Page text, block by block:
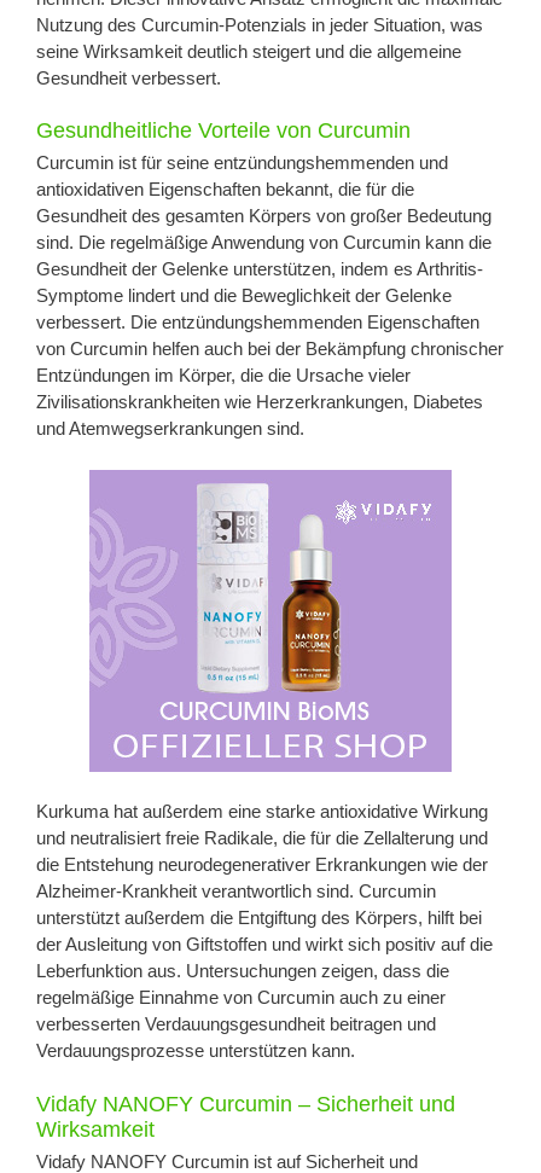
Nutzung des Curcumin-Potenzials in jeder Situation, was
seine Wirksamkeit deutlich steigert und die allgemeine
Gesundheit verbessert.
Gesundheitliche Vorteile von Curcumin
Curcumin ist für seine entzündungshemmenden und
antioxidativen Eigenschaften bekannt, die für die
Gesundheit des gesamten Körpers von großer Bedeutung
sind. Die regelmäßige Anwendung von Curcumin kann die
Gesundheit der Gelenke unterstützen, indem es Arthritis-
Symptome lindert und die Beweglichkeit der Gelenke
verbessert. Die entzündungshemmenden Eigenschaften
von Curcumin helfen auch bei der Bekämpfung chronischer
Entzündungen im Körper, die die Ursache vieler
Zivilisationskrankheiten wie Herzerkrankungen, Diabetes
und Atemwegserkrankungen sind.
Kurkuma hat außerdem eine starke antioxidative Wirkung
und neutralisiert freie Radikale, die für die Zellalterung und
die Entstehung neurodegenerativer Erkrankungen wie der
Alzheimer-Krankheit verantwortlich sind. Curcumin
unterstützt außerdem die Entgiftung des Körpers, hilft bei
der Ausleitung von Giftstoffen und wirkt sich positiv auf die
Leberfunktion aus. Untersuchungen zeigen, dass die
regelmäßige Einnahme von Curcumin auch zu einer
verbesserten Verdauungsgesundheit beitragen und
Verdauungsprozesse unterstützen kann.
Vidafy NANOFY Curcumin – Sicherheit und
Wirksamkeit
Vidafy NANOFY Curcumin ist auf Sicherheit und